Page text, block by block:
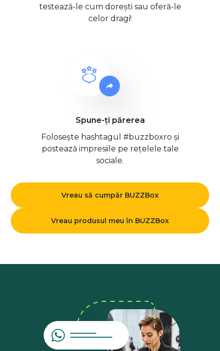
testează-le cum dorești sau oferă-le
celor dragi!
Spune-ți părerea
Folosește hashtagul #buzzboxro și
postează impresiile pe rețelele tale
sociale.
Vreau să cumpăr BUZZBox
Vreau produsul meu în BUZZBox